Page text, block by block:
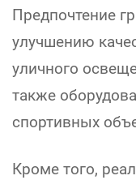
Предпочтение
улучшению
уличного
также
спортивных
Кроме того,